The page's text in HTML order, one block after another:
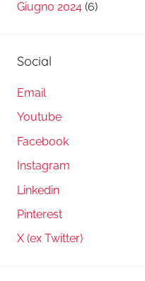
Giugno 2024 (6)
Social
Email
Youtube
Facebook
Instagram
Linkedin
Pinterest
X (ex Twitter)